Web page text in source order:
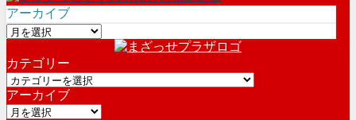
アーカイブ
ア
カ
イ
ブ
カテゴリー
カ
テ
ゴ
アーカイブ
ア